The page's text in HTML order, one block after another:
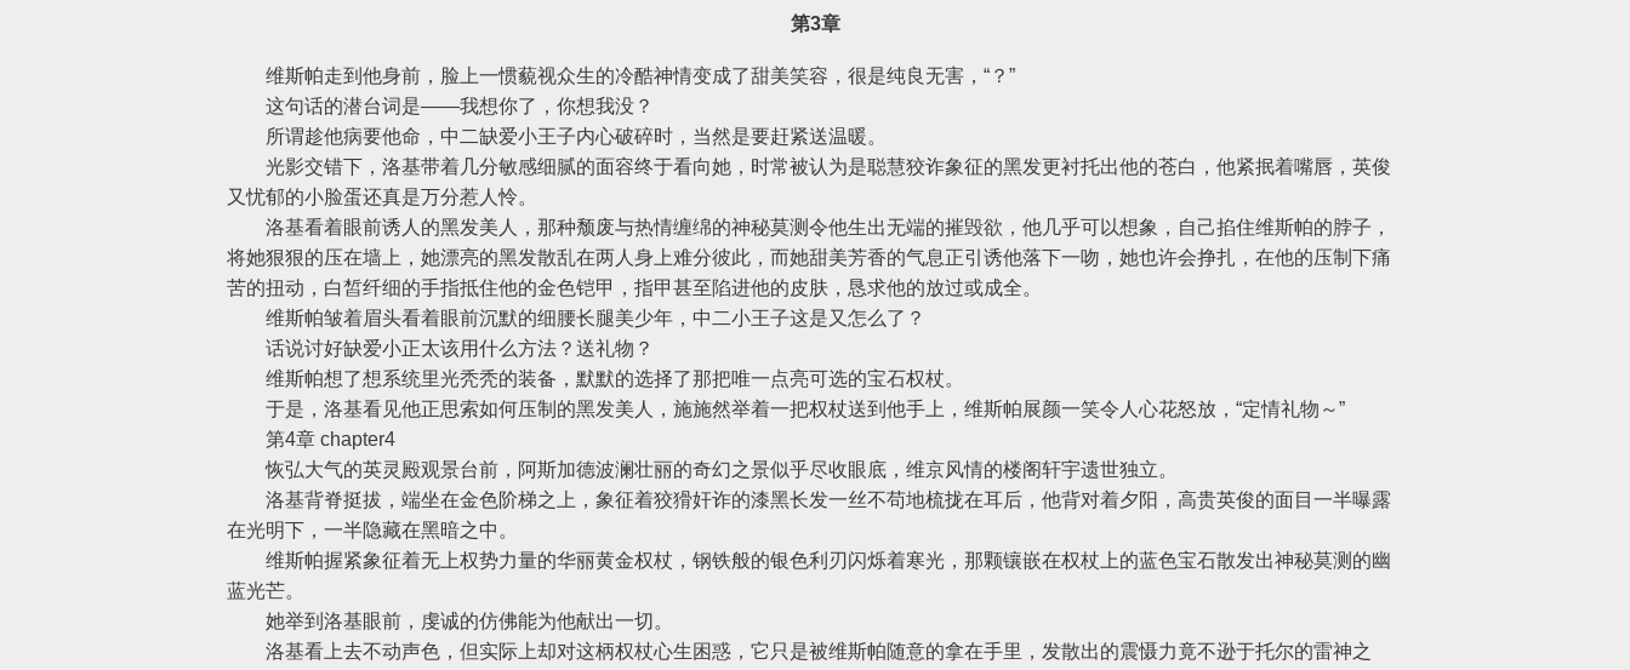
第3章
维斯帕走到他身前，脸上一惯藐视众生的冷酷神情变成了甜美笑容，很是纯良无害，“？”
这句话的潜台词是——我想你了，你想我没？
所谓趁他病要他命，中二缺爱小王子内心破碎时，当然是要赶紧送温暖。
光影交错下，洛基带着几分敏感细腻的面容终于看向她，时常被认为是聪慧狡诈象征的黑发更衬托出他的苍白，他紧抿着嘴唇，英俊
又忧郁的小脸蛋还真是万分惹人怜。
洛基看着眼前诱人的黑发美人，那种颓废与热情缠绵的神秘莫测令他生出无端的摧毁欲，他几乎可以想象，自己掐住维斯帕的脖子，
将她狠狠的压在墙上，她漂亮的黑发散乱在两人身上难分彼此，而她甜美芳香的气息正引诱他落下一吻，她也许会挣扎，在他的压制下痛
苦的扭动，白皙纤细的手指抵住他的金色铠甲，指甲甚至陷进他的皮肤，恳求他的放过或成全。
维斯帕皱着眉头看着眼前沉默的细腰长腿美少年，中二小王子这是又怎么了？
话说讨好缺爱小正太该用什么方法？送礼物？
维斯帕想了想系统里光秃秃的装备，默默的选择了那把唯一点亮可选的宝石权杖。
于是，洛基看见他正思索如何压制的黑发美人，施施然举着一把权杖送到他手上，维斯帕展颜一笑令人心花怒放，“定情礼物～”
第4章 chapter4
恢弘大气的英灵殿观景台前，阿斯加德波澜壮丽的奇幻之景似乎尽收眼底，维京风情的楼阁轩宇遗世独立。
洛基背脊挺拔，端坐在金色阶梯之上，象征着狡猾奸诈的漆黑长发一丝不苟地梳拢在耳后，他背对着夕阳，高贵英俊的面目一半曝露
在光明下，一半隐藏在黑暗之中。
维斯帕握紧象征着无上权势力量的华丽黄金权杖，钢铁般的银色利刃闪烁着寒光，那颗镶嵌在权杖上的蓝色宝石散发出神秘莫测的幽
蓝光芒。
她举到洛基眼前，虔诚的仿佛能为他献出一切。
洛基看上去不动声色，但实际上却对这柄权杖心生困惑，它只是被维斯帕随意的拿在手里，发散出的震慑力竟不逊于托尔的雷神之